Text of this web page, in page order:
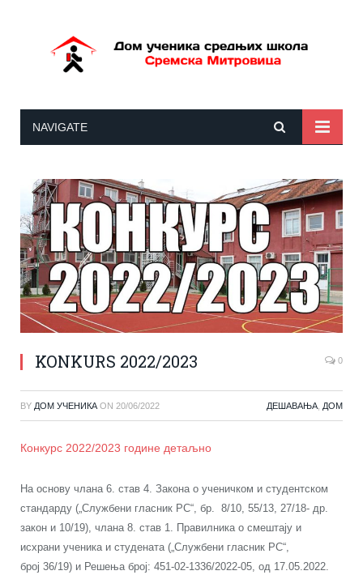
NAVIGATE
KONKURS 2022/2023 0
BY ДОМ УЧЕНИКА ON 20/06/2022 ДЕШАВАЊА, ДОМ
Конкурс 2022/2023 године детаљно
На основу члана 6. став 4. Закона о ученичком и студентском
стандарду („Службени гласник РС“, бр. 8/10, 55/13, 27/18- др.
закон и 10/19), члана 8. став 1. Правилника о смештају и
исхрани ученика и студената („Службени гласник РС“,
број 36/19) и Решења број: 451-02-1336/2022-05, од 17.05.2022.